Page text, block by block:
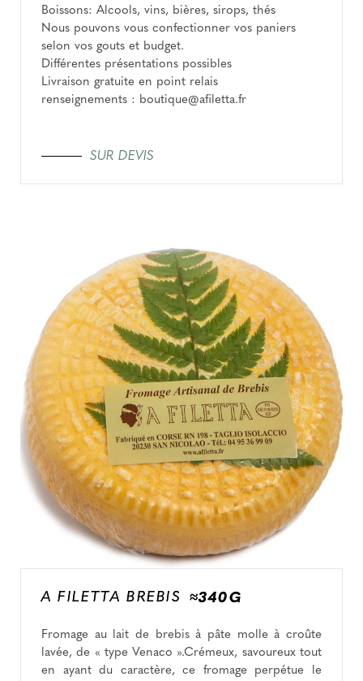
Boissons: Alcools, vins, bières, sirops, thés
Nous pouvons vous confectionner vos paniers
selon vos gouts et budget.
Différentes présentations possibles
Livraison gratuite en point relais
renseignements : boutique@afiletta.fr
SUR DEVIS
A FILETTA BREBIS ≈340G
Fromage au lait de brebis à pâte molle à croûte
lavée, de « type Venaco ».Crémeux, savoureux tout
en ayant du caractère, ce fromage perpétue le